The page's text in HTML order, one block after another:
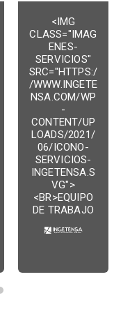
<IMG
CLASS="IMAG
ENES-
SERVICIOS"
SRC="HTTPS:/
/WWW.INGETE
NSA.COM/WP
-
CONTENT/UP
LOADS/2021/
06/ICONO-
SERVICIOS-
INGETENSA.S
VG">
<BR>EQUIPO
DE TRABAJO